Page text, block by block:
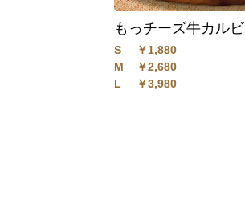
もっチーズ牛カルビ
S
￥1,880
M
￥2,680
L
￥3,980